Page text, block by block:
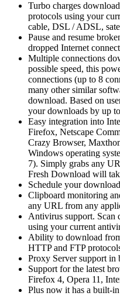
Turbo charges
protocols using your
cable, DSL / ADSL,
Pause and resume
dropped Internet
Multiple connections
possible speed, this
connections (up to 8
many other similar
download. Based on
your downloads by up
Easy integration into
Firefox, Netscape
Crazy Browser,
Windows operating
7). Simply grabs any
Fresh Download will
Schedule your
Clipboard monitoring
any URL from any
Antivirus support. Scan
using your current
Ability to download
HTTP and FTP
Proxy Server support in
Support for the latest
Firefox 4, Opera 11,
Plus now it has a built-